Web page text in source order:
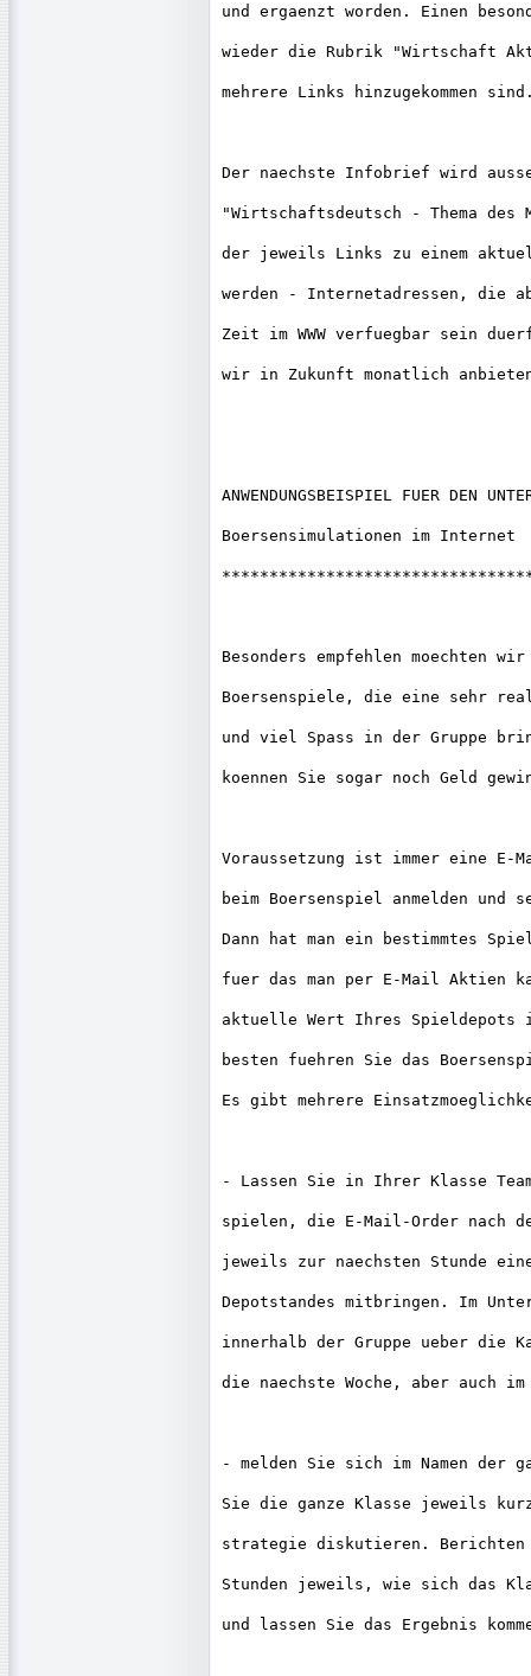
und ergaenzt worden. Einen
wieder die Rubrik "Wirtschaft
mehrere Links hinzugekommen
Der naechste Infobrief wird
"Wirtschaftsdeutsch - Thema
der jeweils Links zu einem
werden - Internetadressen, die
Zeit im WWW verfuegbar sein
wir in Zukunft monatlich
ANWENDUNGSBEISPIEL FUER DEN
Boersensimulationen im Internet
Besonders empfehlen moechten
Boersenspiele, die eine sehr
und viel Spass in der Gruppe
koennen Sie sogar noch Geld
Voraussetzung ist immer eine E-
beim Boersenspiel anmelden und
Dann hat man ein bestimmtes
fuer das man per E-Mail Aktien
aktuelle Wert Ihres
besten fuehren Sie das
Es gibt mehrere
- Lassen Sie in Ihrer Klasse
spielen, die E-Mail-Order nach
jeweils zur naechsten Stunde
Depotstandes mitbringen. Im
innerhalb der Gruppe ueber die
die naechste Woche, aber auch
- melden Sie sich im Namen der
Sie die ganze Klasse jeweils
strategie diskutieren. Berichten
Stunden jeweils, wie sich das
und lassen Sie das Ergebnis